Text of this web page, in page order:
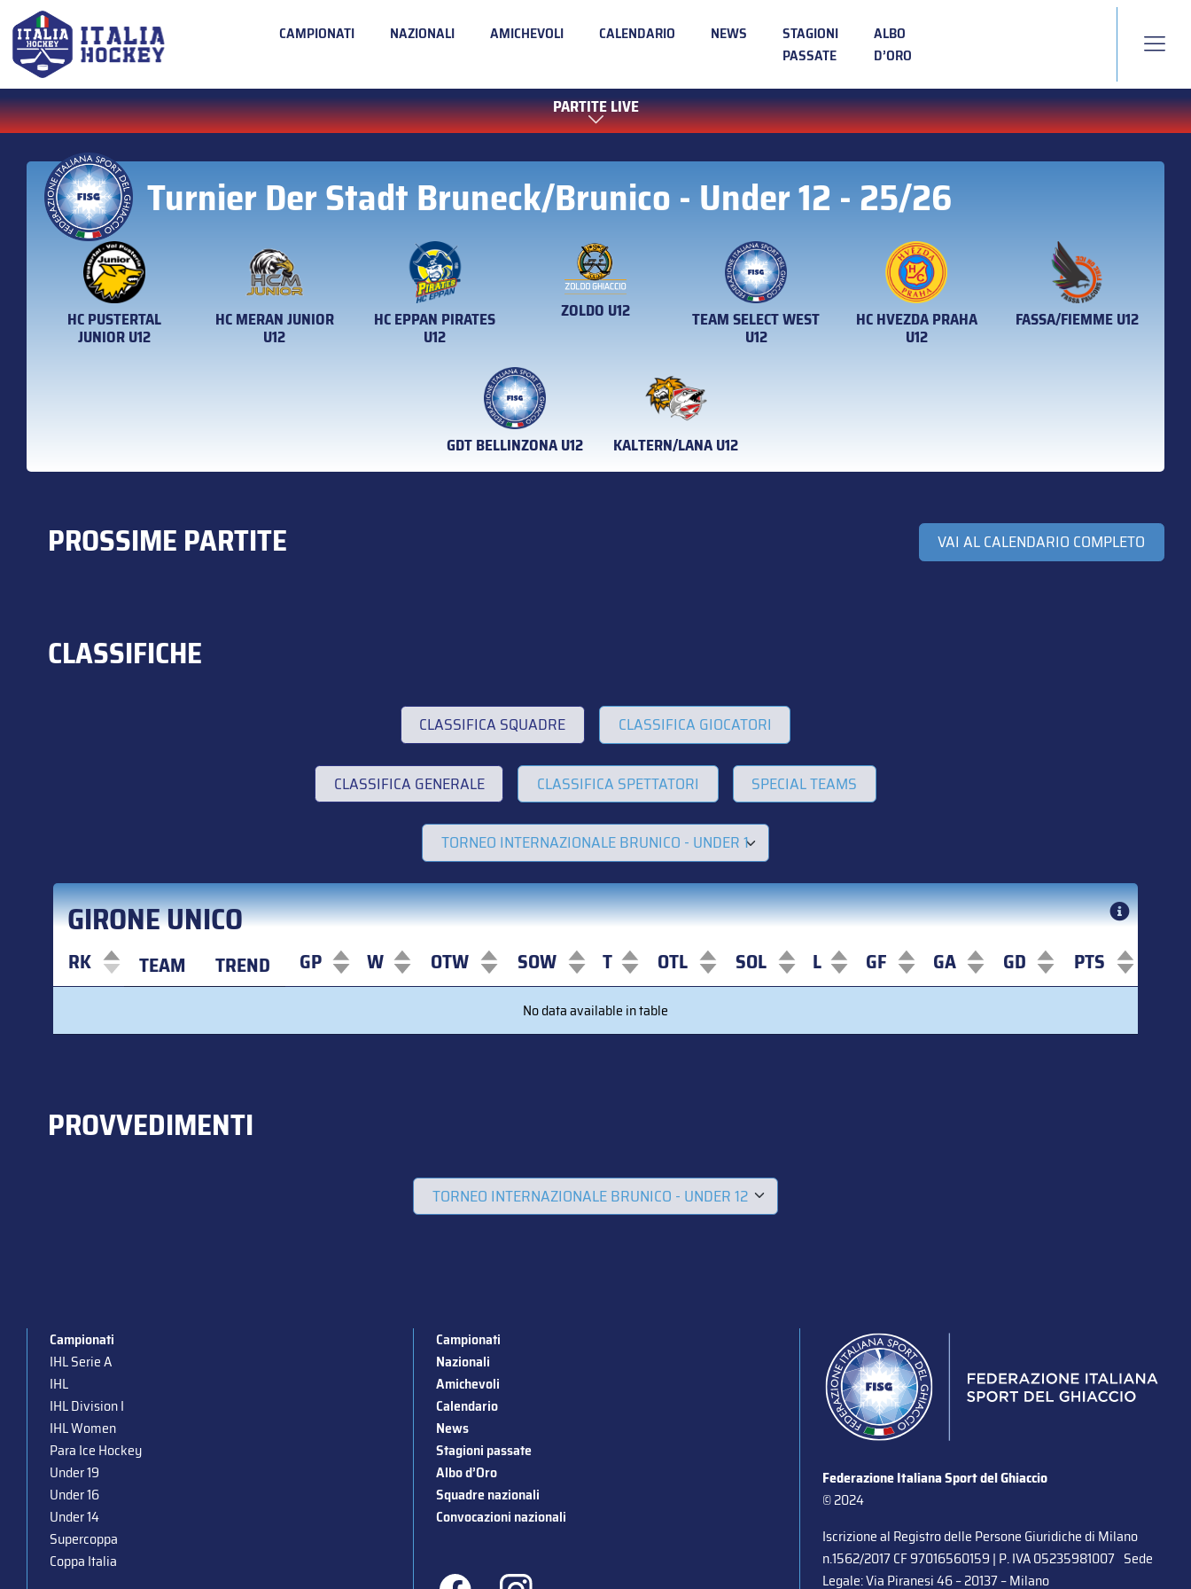
CAMPIONATI NAZIONALI AMICHEVOLI CALENDARIO NEWS
STAGIONI
PASSATE
ALBO
D’ORO
PARTITE LIVE
Turnier Der Stadt Bruneck/Brunico - Under 12 - 25/26
HC PUSTERTAL
JUNIOR U12
HC MERAN JUNIOR
U12
HC EPPAN PIRATES
U12
ZOLDO U12 TEAM SELECT WEST
U12
HC HVEZDA PRAHA
U12
FASSA/FIEMME U12
GDT BELLINZONA U12 KALTERN/LANA U12
PROSSIME PARTITE VAI AL CALENDARIO COMPLETO
CLASSIFICHE
CLASSIFICA SQUADRE CLASSIFICA GIOCATORI
CLASSIFICA GENERALE CLASSIFICA SPETTATORI SPECIAL TEAMS
GIRONE UNICO
RK TEAM TREND GP W OTW SOW T OTL SOL L GF GA GD
PTS
SOW T OTL
No data available in table
PROVVEDIMENTI
Campionati
IHL Serie A
IHL
IHL Division I
IHL Women
Para Ice Hockey
Under 19
Under 16
Under 14
Supercoppa
Coppa Italia
Campionati
Nazionali
Amichevoli
Calendario
News
Stagioni passate
Albo d’Oro
Squadre nazionali
Convocazioni nazionali
Federazione Italiana Sport del Ghiaccio
© 2024
Iscrizione al Registro delle Persone Giuridiche di Milano
n.1562/2017 CF 97016560159 | P. IVA 05235981007 Sede
Legale: Via Piranesi 46 – 20137 – Milano